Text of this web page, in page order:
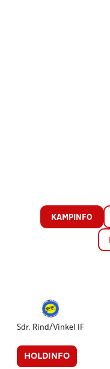
KAMPINFO
Sdr. Rind/Vinkel IF
HOLDINFO